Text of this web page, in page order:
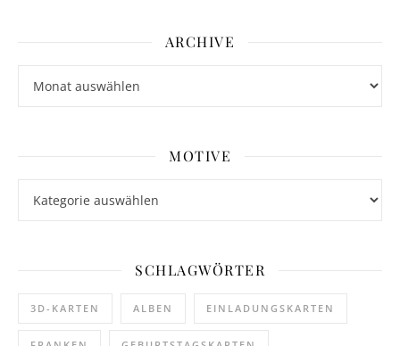
ARCHIVE
MOTIVE
SCHLAGWÖRTER
3D-KARTEN ALBEN EINLADUNGSKARTEN